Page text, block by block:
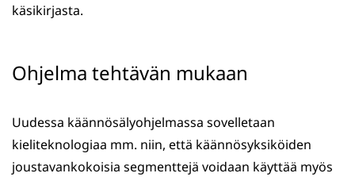
käsikirjasta.
Ohjelma tehtävän mukaan
Uudessa käännösälyohjelmassa sovelletaan
kieliteknologiaa mm. niin, että käännösyksiköiden
joustavankokoisia segmenttejä voidaan käyttää myös